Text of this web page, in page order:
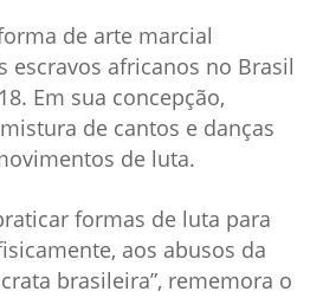
de arte marcial
escravos africanos no Brasil
Em sua concepção,
de cantos e danças
de luta.
formas de luta para
aos abusos da
brasileira”, rememora o